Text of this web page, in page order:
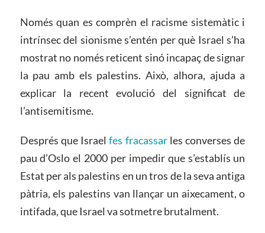
Només quan es comprèn el racisme sistemàtic i
intrínsec del sionisme s’entén per què Israel s’ha
mostrat no només reticent sinó incapaç de signar
la pau amb els palestins. Això, alhora, ajuda a
explicar la recent evolució del significat de
l’antisemitisme.
Després que Israelfes fracassarles converses de
pau d’Oslo el 2000 per impedir que s’establís un
Estat per als palestins en un tros de la seva antiga
pàtria, els palestins van llançar un aixecament, o
intifada, que Israel va sotmetre brutalment.